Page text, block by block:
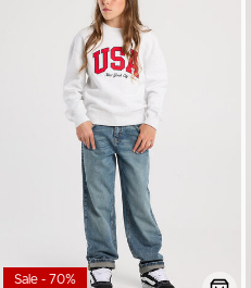
Sale - 70%